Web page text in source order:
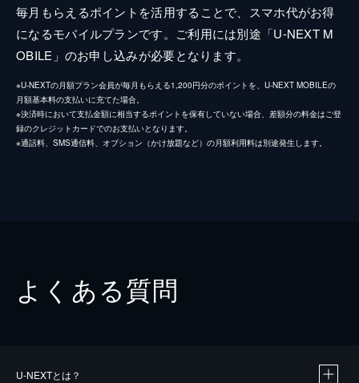
毎月もらえるポイントを活用することで、スマホ代がお得
になるモバイルプランです。ご利用には別途「U-NEXT M
OBILE」のお申し込みが必要となります。
※U-NEXTの月額プラン会員が毎月もらえる1,200円分のポイントを、U-NEXT MOBILEの
月額基本料の支払いに充てた場合。
※決済時において支払金額に相当するポイントを保有していない場合、差額分の料金はご登
録のクレジットカードでのお支払いとなります。
※通話料、SMS通信料、オプション（かけ放題など）の月額利用料は別途発生します。
よくある質問
U-NEXTとは？